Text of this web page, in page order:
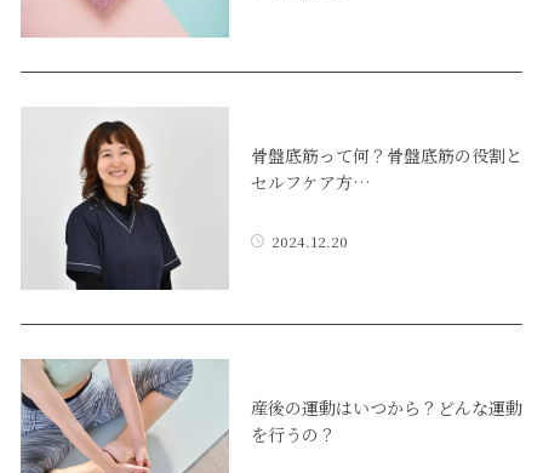
骨盤底筋って何？骨盤底筋の役割と
セルフケア方…
2024.12.20
産後の運動はいつから？どんな運動
を行うの？